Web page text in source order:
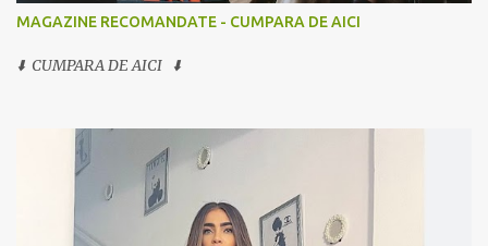
MAGAZINE RECOMANDATE - CUMPARA DE AICI
⬇️ CUMPARA DE AICI ⬇️